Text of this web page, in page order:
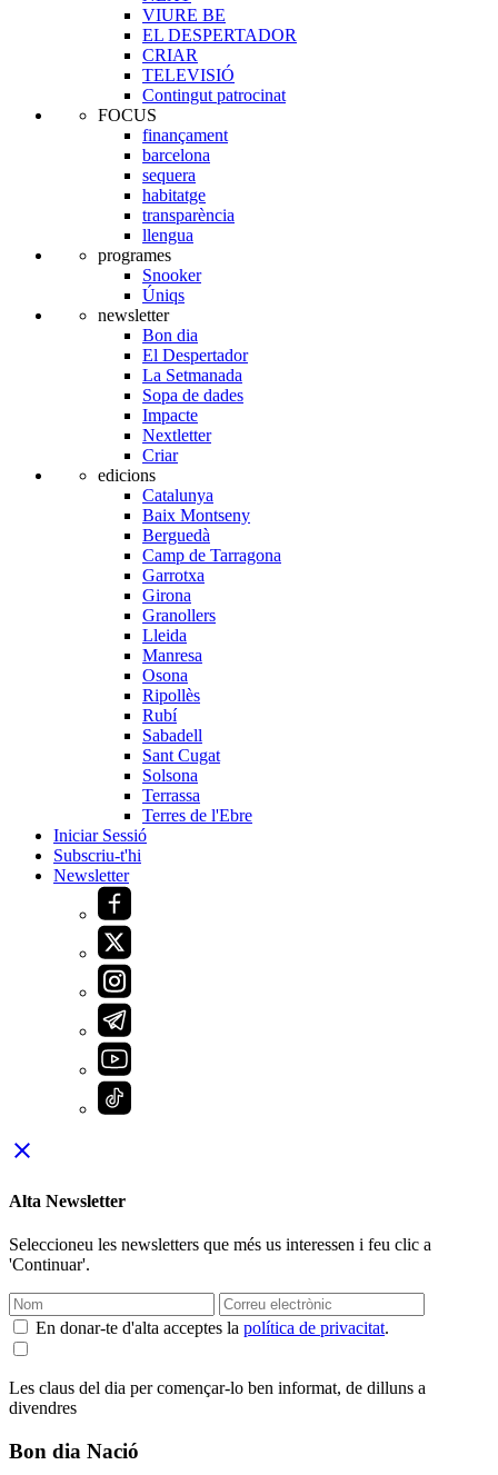
VIURE BE
EL DESPERTADOR
CRIAR
TELEVISIÓ
Contingut patrocinat
FOCUS
finançament
barcelona
sequera
habitatge
transparència
llengua
programes
Snooker
Úniqs
newsletter
Bon dia
El Despertador
La Setmanada
Sopa de dades
Impacte
Nextletter
Criar
edicions
Catalunya
Baix Montseny
Berguedà
Camp de Tarragona
Garrotxa
Girona
Granollers
Lleida
Manresa
Osona
Ripollès
Rubí
Sabadell
Sant Cugat
Solsona
Terrassa
Terres de l'Ebre
Iniciar Sessió
Subscriu-t'hi
Newsletter
close
Alta Newsletter
Seleccioneu les newsletters que més us interessen i feu clic a
'Continuar'.
En donar-te d'alta acceptes la política de privacitat.
Les claus del dia per començar-lo ben informat, de dilluns a
divendres
Bon dia Nació